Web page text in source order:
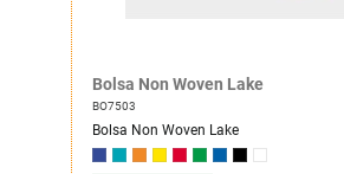
Bolsa Non Woven Lake
BO7503
Bolsa Non Woven Lake